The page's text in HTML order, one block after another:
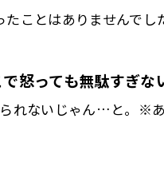
ことはありませんでし
で怒っても無駄すぎな
れないじゃん…と。※